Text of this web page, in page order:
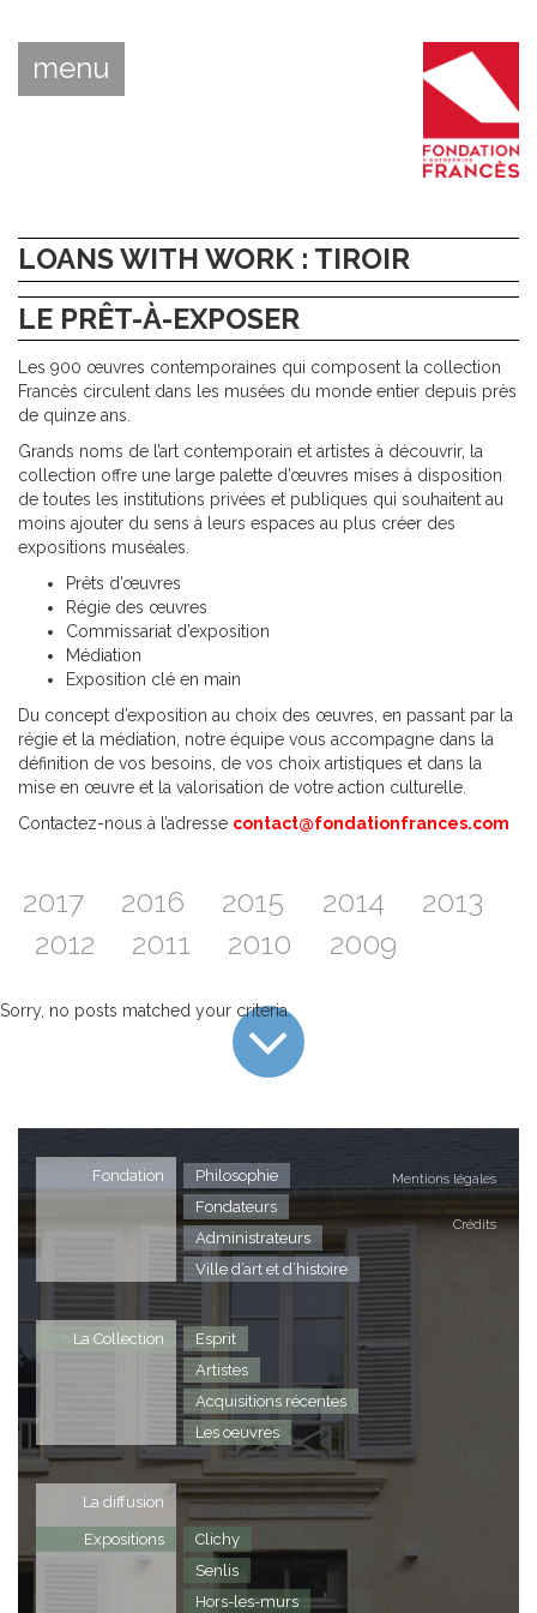
menu
LOANS WITH WORK : TIROIR
LE PRÊT-À-EXPOSER
Les 900 œuvres contemporaines qui composent la collection
Francès circulent dans les musées du monde entier depuis près
de quinze ans.
Grands noms de l’art contemporain et artistes à découvrir, la
collection offre une large palette d’œuvres mises à disposition
de toutes les institutions privées et publiques qui souhaitent au
moins ajouter du sens à leurs espaces au plus créer des
expositions muséales.
Prêts d’œuvres
Régie des œuvres
Commissariat d’exposition
Médiation
Exposition clé en main
Du concept d’exposition au choix des œuvres, en passant par la
régie et la médiation, notre équipe vous accompagne dans la
définition de vos besoins, de vos choix artistiques et dans la
mise en œuvre et la valorisation de votre action culturelle.
Contactez-nous à l’adresse contact@fondationfrances.com
2017 2016 2015 2014
2013
2012
2011 2010 2009
Sorry, no posts matched your criteria.
Mentions légales
Crédits
Fondation
Philosophie
Fondateurs
Administrateurs
Ville d’art et d’histoire
La Collection
Esprit
Artistes
Acquisitions récentes
Les oeuvres
La diffusion
Expositions
Clichy
Senlis
Hors-les-murs